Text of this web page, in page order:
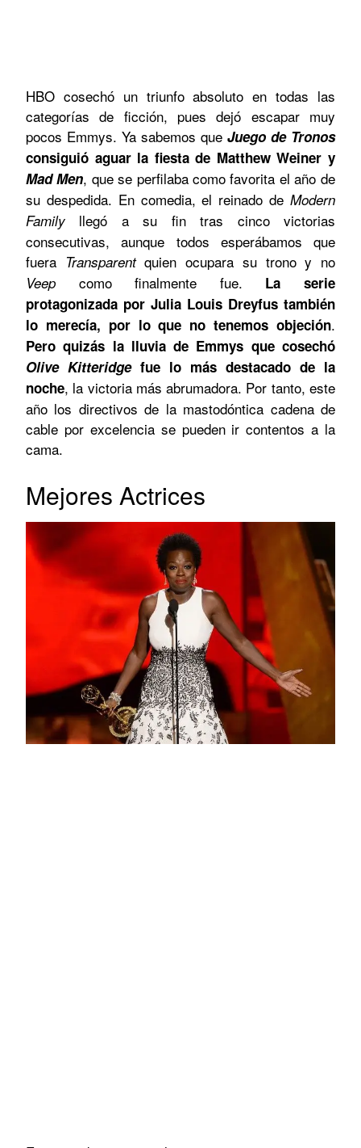
HBO cosechó un triunfo absoluto en todas las
categorías de ficción, pues dejó escapar muy
pocos Emmys. Ya sabemos que Juego de Tronos
consiguió aguar la fiesta de Matthew Weiner y
Mad Men, que se perfilaba como favorita el año de
su despedida. En comedia, el reinado de Modern
Family llegó a su fin tras cinco victorias
consecutivas, aunque todos esperábamos que
fuera Transparentquien ocupara su trono y no
Veep como finalmente fue. La serie
protagonizada por Julia Louis Dreyfus también
lo merecía, por lo que no tenemos objeción.
Pero quizás la lluvia de Emmys que cosechó
Olive Kitteridgefue lo más destacado de la
noche, la victoria más abrumadora. Por tanto, este
año los directivos de la mastodóntica cadena de
cable por excelencia se pueden ir contentos a la
cama.
Mejores Actrices